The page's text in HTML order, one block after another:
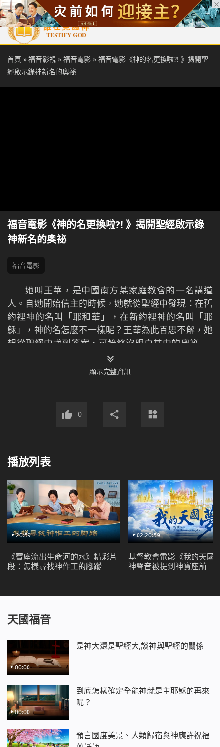
首頁 每日靈糧 天國福音 基督徒見證 信仰解答 聖經
首頁 » 福音影視 » 福音電影 » 福音電影《神的名更換啦?! 》揭開聖
經啟示錄神新名的奧祕
福音電影《神的名更換啦?! 》揭開聖經啟示錄
神新名的奧祕
福音電影
她叫王華，是中國南方某家庭教會的一名講道
人。自她開始信主的時候，她就從­聖經中發現：在舊
約裡神的名叫「耶和華」，在新約裡神的名叫「耶
穌」，神的名怎麼不一­樣呢？王華為此百思不解，她
想從聖經中找到答案，可始終沒明白其中的奧祕……
但她堅信「天下人間沒有賜下別的名，唯有耶穌是救
主」，只要持守耶穌的名就一定能進天國。然而­有一
顯示完整資訊
0
播放列表
20:59
《寶座流出生命河的水》精彩片
段：怎樣尋找神作工的腳蹤
02:20:59
基督教會電影《我的天國
神聲音被提到神寶座前
天國福音
00:00
是神大還是聖經大,談神與聖經的關係
00:00
到底怎樣確定全能神就是主耶穌的再來
呢？
預言國度美景、人類歸宿與神應許祝福